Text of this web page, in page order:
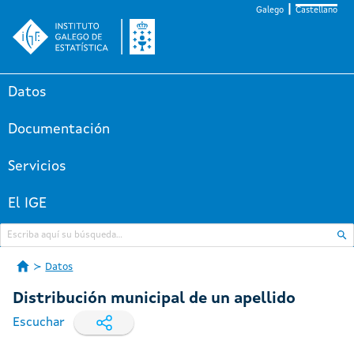
Galego Castellano
Datos
Documentación
Servicios
El IGE
Datos
Distribución municipal de un apellido
Escuchar